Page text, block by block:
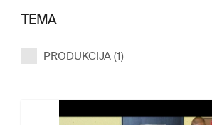
TEMA
PRODUKCIJA (1)